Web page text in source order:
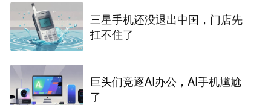
三星手机还没退出中国，门店先
扛不住了
巨头们竞逐AI办公，AI手机尴尬
了